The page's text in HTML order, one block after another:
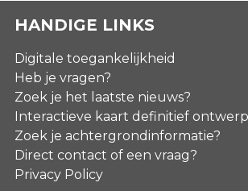
HANDIGE LINKS
Digitale toegankelijkheid
Heb je vragen?
Zoek je het laatste nieuws?
Interactieve kaart definitief ontwerp
Zoek je achtergrondinformatie?
Direct contact of een vraag?
Privacy Policy